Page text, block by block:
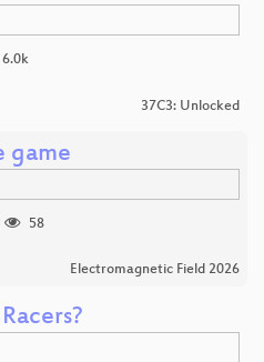
6.0k
37C3: Unlocked
game
58
Electromagnetic Field 2026